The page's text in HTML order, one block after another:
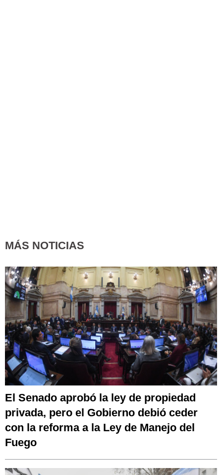
MÁS NOTICIAS
El Senado aprobó la ley de propiedad
privada, pero el Gobierno debió ceder
con la reforma a la Ley de Manejo del
Fuego